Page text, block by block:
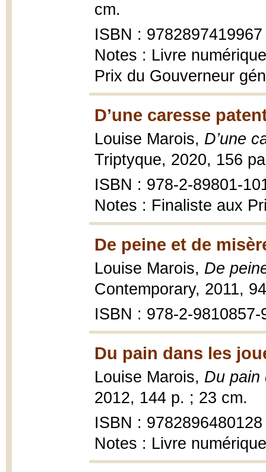
cm.
ISBN : 9782897419967
Notes : Livre
Prix du Gouverneur
D’une caresse
Louise Marois, D’une
Triptyque, 2020, 156
ISBN : 978-2-89801-
Notes : Finaliste aux
De peine et de
Louise Marois, De
Contemporary, 2011,
ISBN : 978-2-9810857-
Du pain dans les
Louise Marois, Du pain
2012, 144 p. ; 23 cm.
ISBN : 9782896480128
Notes : Livre